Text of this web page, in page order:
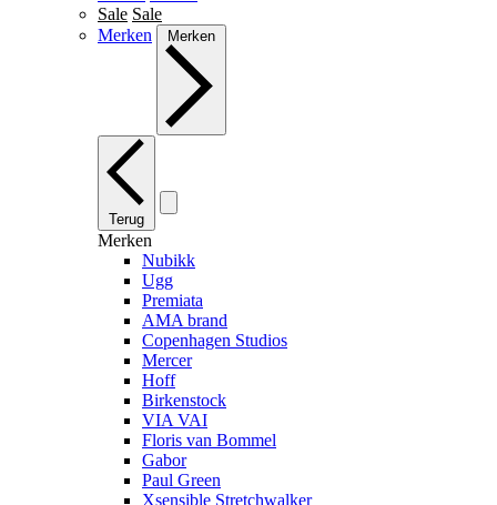
Sale Sale
Merken
Merken
Terug
Merken
Nubikk
Ugg
Premiata
AMA brand
Copenhagen Studios
Mercer
Hoff
Birkenstock
VIA VAI
Floris van Bommel
Gabor
Paul Green
Xsensible Stretchwalker